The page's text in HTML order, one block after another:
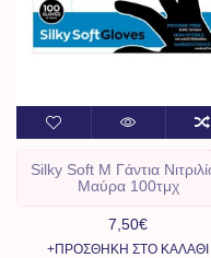
Silky Soft Μ Γάντια
Μαύρα 100τμχ
7,50€
+ΠΡΟΣΘΉΚΗ ΣΤΟ ΚΑΛΆΘΙ